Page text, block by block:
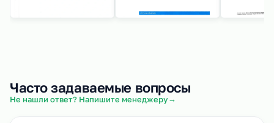
Часто задаваемые вопросы
Не нашли ответ? Напишите менеджеру→